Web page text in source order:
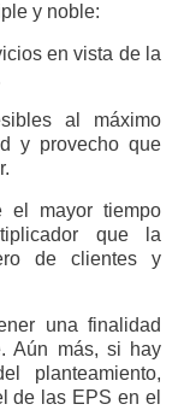
y noble:
en vista de la
al máximo
y provecho que
el mayor tiempo
que la
de clientes y
una finalidad
Aún más, si hay
planteamiento,
de las EPS en el